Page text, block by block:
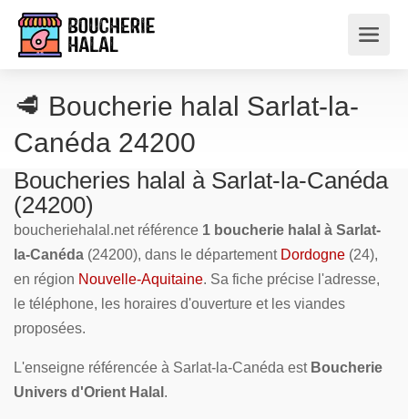
🥩 Boucherie halal Sarlat-la-
Canéda 24200
Boucheries halal à Sarlat-la-Canéda
(24200)
boucheriehalal.net référence 1 boucherie halal à Sarlat-
la-Canéda (24200), dans le département Dordogne (24),
en région Nouvelle-Aquitaine. Sa fiche précise l'adresse,
le téléphone, les horaires d'ouverture et les viandes
proposées.
L'enseigne référencée à Sarlat-la-Canéda est Boucherie
Univers d'Orient Halal .